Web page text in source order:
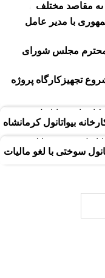
مقاصد مختلف
با مدیر عامل
محترم مجلس شورای
تجهیزکارگاه پروژه
بیواتانول کرمانشاه
سوختی با لغو مالیات